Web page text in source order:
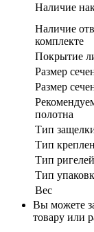
Наличие
Наличие
комплекте
Покрытие
Размер
Размер
полотна
Тип
Тип
Тип ригелей
Тип
Вес
Вы можете
товару или